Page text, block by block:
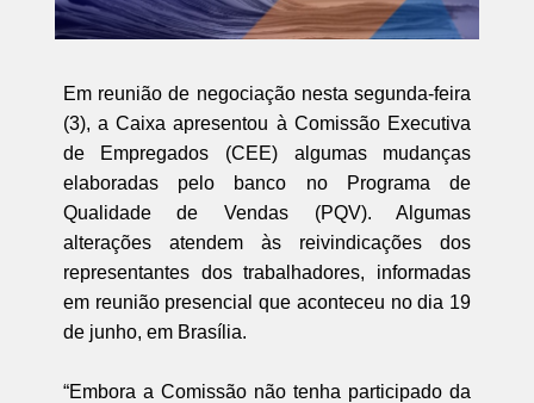
Em reunião de negociação nesta segunda-feira
(3), a Caixa apresentou à Comissão Executiva
de Empregados (CEE) algumas mudanças
elaboradas pelo banco no Programa de
Qualidade de Vendas (PQV). Algumas
alterações atendem às reivindicações dos
representantes dos trabalhadores, informadas
em reunião presencial que aconteceu no dia 19
de junho, em Brasília.
“Embora a Comissão não tenha participado da